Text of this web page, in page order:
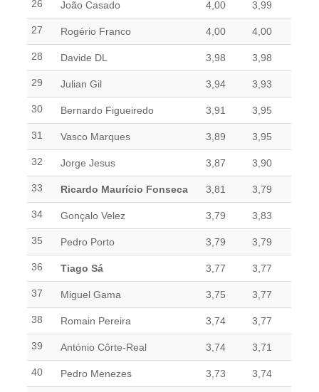
26 João Casado 4,00 3,99
27 Rogério Franco 4,00 4,00
28 Davide DL 3,98 3,98
29 Julian Gil 3,94 3,93
30 Bernardo Figueiredo 3,91 3,95
31 Vasco Marques 3,89 3,95
32 Jorge Jesus 3,87 3,90
33 Ricardo Maurício Fonseca 3,81 3,79
34 Gonçalo Velez 3,79 3,83
35 Pedro Porto 3,79 3,79
36 Tiago Sá 3,77 3,77
37 Miguel Gama 3,75 3,77
38 Romain Pereira 3,74 3,77
39 António Côrte-Real 3,74 3,71
40 Pedro Menezes 3,73 3,74